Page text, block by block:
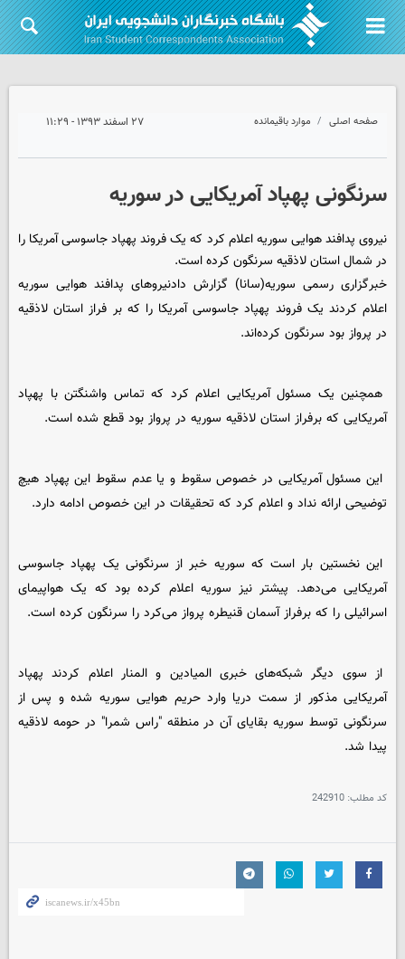
صفحه اصلی موارد باقیمانده ۲۷ اسفند ۱۳۹۳ - ۱۱:۲۹
سرنگونی پهپاد آمریکایی در سوریه
نیروی پدافند هوایی سوریه اعلام کرد که یک فروند پهپاد جاسوسی آمریکا را
در شمال استان لاذقیه سرنگون کرده است.
خبرگزاری رسمی سوریه(سانا) گزارش دادنیروهای پدافند هوایی سوریه
اعلام کردند یک فروند پهپاد جاسوسی آمریکا را که بر فراز استان لاذقیه
در پرواز بود سرنگون کرده‌اند.
همچنین یک مسئول آمریکایی اعلام کرد که تماس واشنگتن با پهپاد
آمریکایی که برفراز استان لاذقیه سوریه در پرواز بود قطع شده است.
این مسئول آمریکایی در خصوص سقوط و یا عدم سقوط این پهپاد هیچ
توضیحی ارائه نداد و اعلام کرد که تحقیقات در این خصوص ادامه دارد.
این نخستین بار است که سوریه خبر از سرنگونی یک پهپاد جاسوسی
آمریکایی می‌دهد. پیشتر نیز سوریه اعلام کرده بود که یک هواپیمای
اسرائیلی را که برفراز آسمان قنیطره پرواز می‌کرد را سرنگون کرده است.
از سوی دیگر شبکه‌های خبری المیادین و المنار اعلام کردند پهپاد
آمریکایی مذکور از سمت دریا وارد حریم هوایی سوریه شده و پس از
سرنگونی توسط سوریه بقایای آن در منطقه "راس شمرا" در حومه لاذقیه
پیدا شد.
کد مطلب: 242910